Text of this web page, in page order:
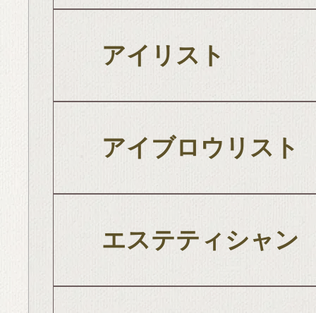
アイリスト
アイブロウリスト
エステティシャン